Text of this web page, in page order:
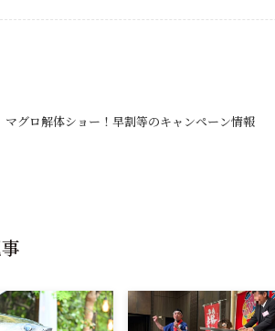
グロ解体ショー！早割等のキャンペーン情報